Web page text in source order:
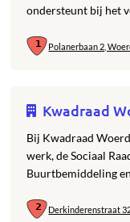
ondersteunt bij het
Polanerbaan 2,
Kwadraad
Bij Kwadraad
werk, de Sociaal
Buurtbemiddeling
Derkinderenstraat